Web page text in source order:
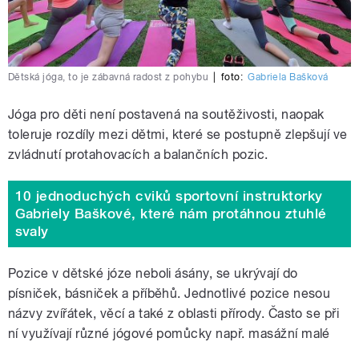
Dětská jóga, to je zábavná radost z pohybu foto: Gabriela Bašková
Jóga pro děti není postavená na soutěživosti, naopak
toleruje rozdíly mezi dětmi, které se postupně zlepšují ve
zvládnutí protahovacích a balančních pozic.
10 jednoduchých cviků sportovní instruktorky
Gabriely Baškové, které nám protáhnou ztuhlé
svaly
Pozice v dětské józe neboli ásány, se ukrývají do
písniček, básniček a příběhů. Jednotlivé pozice nesou
názvy zvířátek, věcí a také z oblasti přírody. Často se při
ní využívají různé jógové pomůcky např. masážní malé